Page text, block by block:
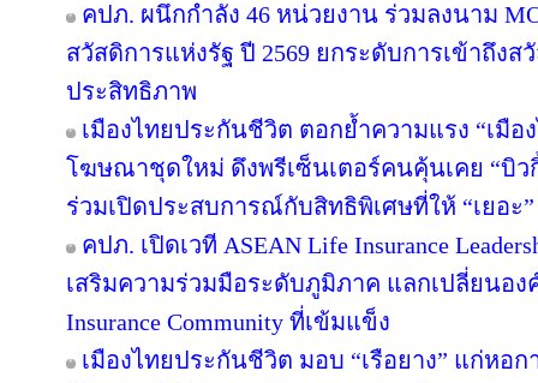
คปภ. ผนึกกำลัง 46 หน่วยงาน ร่วมลงนาม
สวัสดิการแห่งรัฐ ปี 2569 ยกระดับการเข้าถึง
ประสิทธิภาพ
เมืองไทยประกันชีวิต ตอกย้ำความแรง “เมื
โฆษณาชุดใหม่ ดึงพรีเซ็นเตอร์คนคุ้นเคย “บิ
ร่วมเปิดประสบการณ์กับสิทธิพิเศษที่ให้ “เยอ
คปภ. เปิดเวที ASEAN Life Insurance
เสริมความร่วมมือระดับภูมิภาค แลกเปลี่ยนอ
Insurance Community ที่เข้มแข็ง
เมืองไทยประกันชีวิต มอบ “เรือยาง” แก่หอ